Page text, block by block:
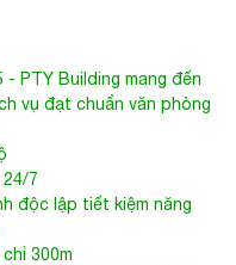
- PTY Building mang đến
vụ đạt chuẩn văn phòng
7
độc lập tiết kiệm năng
300m